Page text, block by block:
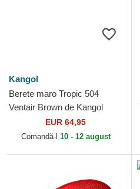
Kangol
Berete maro Tropic 504
Ventair Brown de Kangol
EUR 64,95
Comandă-l 10 - 12 august